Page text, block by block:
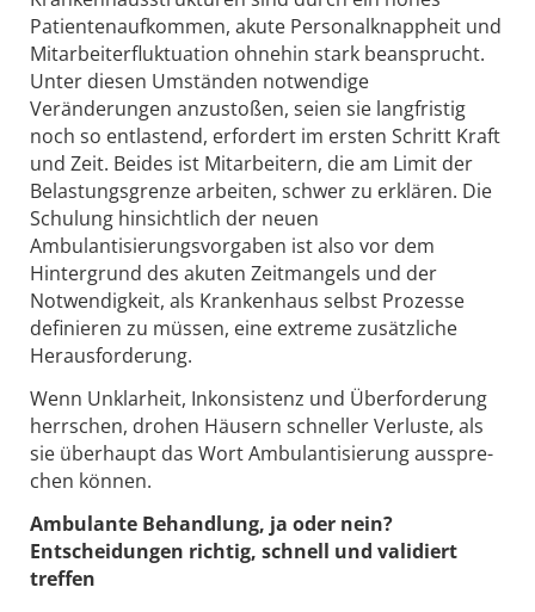
Patientenaufkommen, akute Personalknappheit und
Mitarbeiterfluktuation ohnehin stark beansprucht.
Unter diesen Umständen notwendige
Veränderungen anzustoßen, seien sie langfristig
noch so entlastend, erfordert im ersten Schritt Kraft
und Zeit. Beides ist Mitarbeitern, die am Limit der
Belastungsgrenze arbeiten, schwer zu erklären. Die
Schulung hinsichtlich der neuen
Ambulantisierungsvorgaben ist also vor dem
Hintergrund des akuten Zeitmangels und der
Notwendigkeit, als Krankenhaus selbst Prozesse
definieren zu müssen, eine extreme zusätzliche
Herausforderung.
Wenn Unkla­r­heit, Inkon­sis­tenz und Über­for­de­rung
herr­schen, drohen Häusern schnel­ler Verluste, als
sie über­haupt das Wort Ambu­lan­ti­sie­rung ausspre­
chen können.
Ambulante Behandlung, ja oder nein?
Entscheidungen richtig, schnell und validiert
treffen